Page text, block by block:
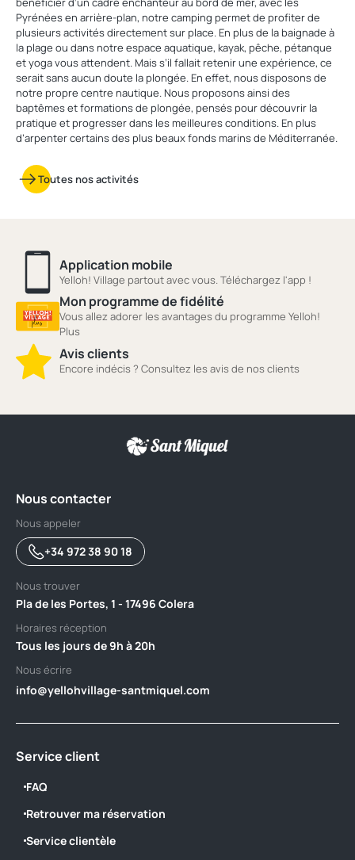
Pyrénées en arrière-plan, notre camping permet de profiter de
plusieurs activités directement sur place. En plus de la baignade à
la plage ou dans notre espace aquatique, kayak, pêche, pétanque
et yoga vous attendent. Mais s’il fallait retenir une expérience, ce
serait sans aucun doute la plongée. En effet, nous disposons de
notre propre centre nautique. Nous proposons ainsi des
baptêmes et formations de plongée, pensés pour découvrir la
pratique et progresser dans les meilleures conditions. En plus
d’arpenter certains des plus beaux fonds marins de Méditerranée.
Toutes nos activités
Application mobile
Yelloh! Village partout avec vous. Téléchargez l'app !
Mon programme de fidélité
Vous allez adorer les avantages du programme Yelloh!
Plus
Avis clients
Encore indécis ? Consultez les avis de nos clients
Nous contacter
Nous appeler
+34 972 38 90 18
Nous trouver
Pla de les Portes, 1 - 17496 Colera
Horaires réception
Tous les jours de 9h à 20h
Nous écrire
info@yellohvillage-santmiquel.com
Service client
FAQ
Retrouver ma réservation
Service clientèle